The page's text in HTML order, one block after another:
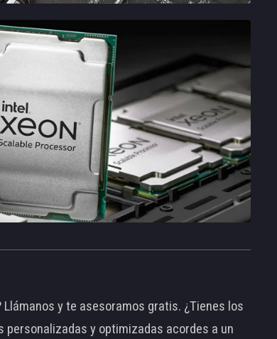
y te asesoramos gratis. ¿Tienes los
personalizadas y optimizadas acordes a un